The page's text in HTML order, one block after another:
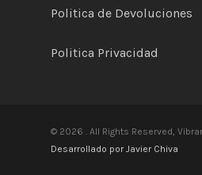
Politica de Devoluciones
Politica Privacidad
© 2026 . All Rights Reserved,
Desarrollado por Javier Chiva